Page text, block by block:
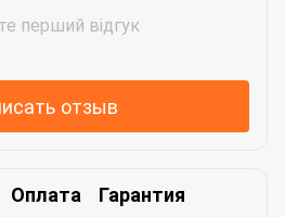
перший відгук
отзыв
Оплата Гарантия